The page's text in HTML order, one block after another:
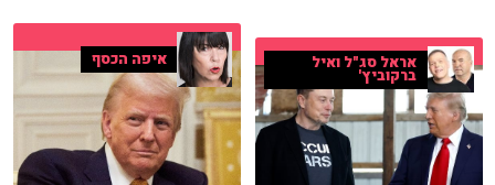
איפה הכסף אראל סג"ל ואיל
ברקוביץ'